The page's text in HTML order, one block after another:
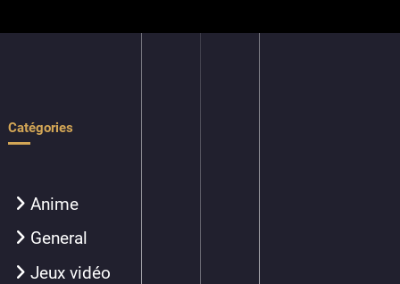
Catégories
Anime
General
Jeux vidéo